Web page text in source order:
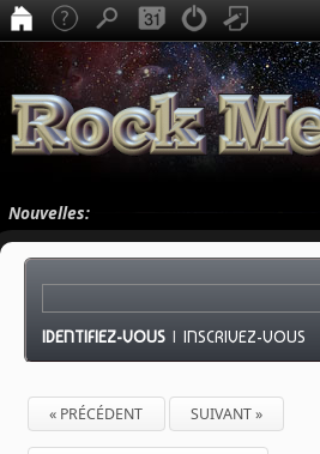
Nouvelles:
IDENTIFIEZ-VOUS |INSCRIVEZ-VOUS
« PRÉCÉDENT SUIVANT »